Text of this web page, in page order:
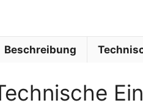
Beschreibung